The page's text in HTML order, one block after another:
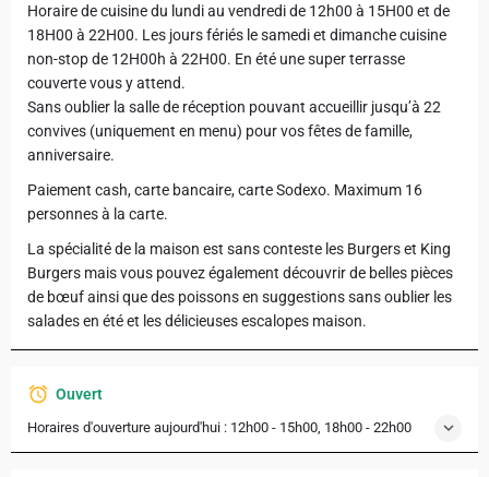
Horaire de cuisine du lundi au vendredi de 12h00 à 15H00 et de
18H00 à 22H00. Les jours fériés le samedi et dimanche cuisine
non-stop de 12H00h à 22H00. En été une super terrasse
couverte vous y attend.
Sans oublier la salle de réception pouvant accueillir jusqu’à 22
convives (uniquement en menu) pour vos fêtes de famille,
anniversaire.
Paiement cash, carte bancaire, carte Sodexo. Maximum 16
personnes à la carte.
La spécialité de la maison est sans conteste les Burgers et King
Burgers mais vous pouvez également découvrir de belles pièces
de bœuf ainsi que des poissons en suggestions sans oublier les
salades en été et les délicieuses escalopes maison.
Ouvert
Horaires d'ouverture aujourd'hui : 12h00 - 15h00, 18h00 - 22h00